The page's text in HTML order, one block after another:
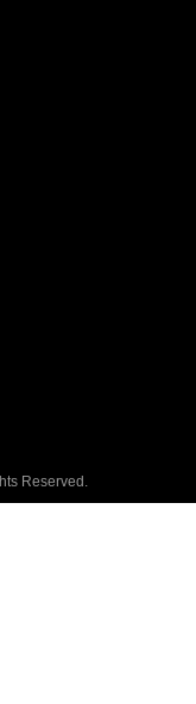
Reserved.